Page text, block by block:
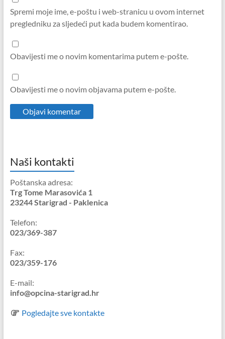
Spremi moje ime, e-poštu i web-stranicu u ovom internet
pregledniku za sljedeći put kada budem komentirao.
Obavijesti me o novim komentarima putem e-pošte.
Obavijesti me o novim objavama putem e-pošte.
Naši kontakti
Poštanska adresa:
Trg Tome Marasovića 1
23244 Starigrad - Paklenica
Telefon:
023/369-387
Fax:
023/359-176
E-mail:
info@opcina-starigrad.hr
Pogledajte sve kontakte